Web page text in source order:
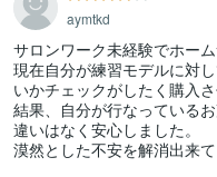
aymtkd
サロンワーク未経験でホー
現在自分が練習モデルに対
いかチェックがしたく購入さ
結果、自分が行なっている
違いはなく安心しました。
漠然とした不安を解消出来て